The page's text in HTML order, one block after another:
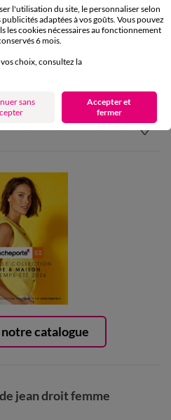
catalogue
jean droit femme
l'utilisation du site, le personnaliser selon
adaptées à vos goûts. Vous pouvez
les cookies nécessaires au fonctionnement
6 mois.
choix, consultez la
sans
Accepter et
fermer